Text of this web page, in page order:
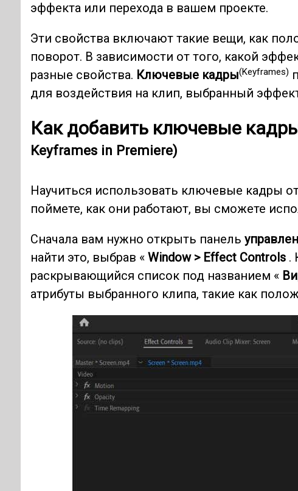
эффекта или перехода в вашем проекте.
Эти свойства включают такие вещи, как
поворот. В зависимости от того, какой
разные свойства. Ключевые кадры(Keyframes)
для воздействия на клип, выбранный
Как добавить ключевые
Keyframes in Premiere)
Научиться использовать ключевые кадры
поймете, как они работают, вы сможете
Сначала вам нужно открыть панель
найти это, выбрав « Window > Effect Controls.
раскрывающийся список под названием «
атрибуты выбранного клипа, такие как